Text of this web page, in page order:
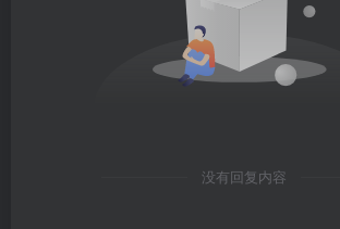
没有回复内容